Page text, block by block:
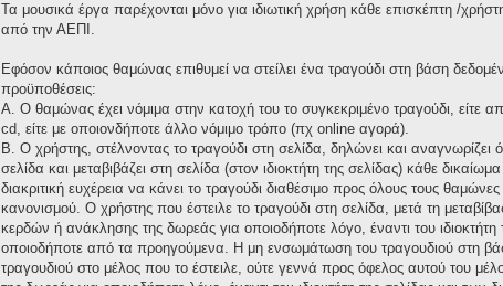
Τα μουσικά έργα παρέχονται μόνο για ιδιωτική χρήση κάθε επισκέπτη /
από την ΑΕΠΙ.
Εφόσον κάποιος θαμώνας επιθυμεί να στείλει ένα τραγούδι στη βάση
προϋποθέσεις:
Α. Ο θαμώνας έχει νόμιμα στην κατοχή του το συγκεκριμένο τραγούδι,
cd, είτε με οποιονδήποτε άλλο νόμιμο τρόπο (πχ online αγορά).
Β. Ο χρήστης, στέλνοντας το τραγούδι στη σελίδα, δηλώνει και
σελίδα και μεταβιβάζει στη σελίδα (στον ιδιοκτήτη της σελίδας) κάθε
διακριτική ευχέρεια να κάνει το τραγούδι διαθέσιμο προς όλους τους
κανονισμού. Ο χρήστης που έστειλε το τραγούδι στη σελίδα, μετά τη
κερδών ή ανάκλησης της δωρεάς για οποιοδήποτε λόγο, έναντι του
οποιοδήποτε από τα προηγούμενα. Η μη ενσωμάτωση του τραγουδιού στη
τραγουδιού στο μέλος που το έστειλε, ούτε γεννά προς όφελος αυτού του